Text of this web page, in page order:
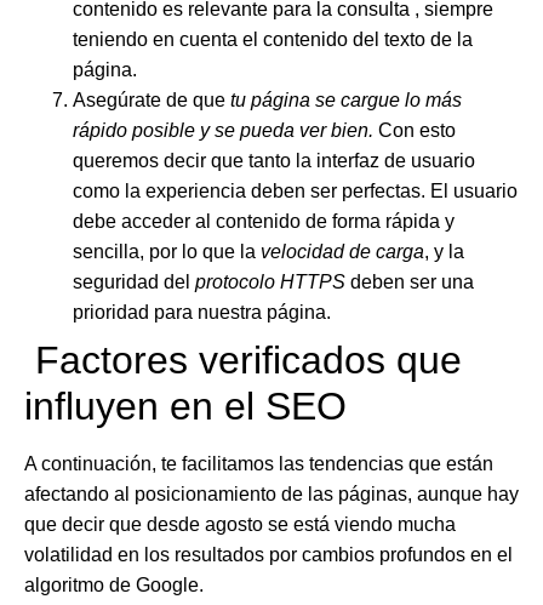
contenido es relevante para la consulta , siempre
teniendo en cuenta el contenido del texto de la
página.
Asegúrate de que tu página se cargue lo más
rápido posible y se pueda ver bien. Con esto
queremos decir que tanto la interfaz de usuario
como la experiencia deben ser perfectas. El usuario
debe acceder al contenido de forma rápida y
sencilla, por lo que la velocidad de carga, y la
seguridad del protocolo HTTPS deben ser una
prioridad para nuestra página.
Factores verificados que
influyen en el SEO
A continuación, te facilitamos las tendencias que están
afectando al posicionamiento de las páginas, aunque hay
que decir que desde agosto se está viendo mucha
volatilidad en los resultados por cambios profundos en el
algoritmo de Google.